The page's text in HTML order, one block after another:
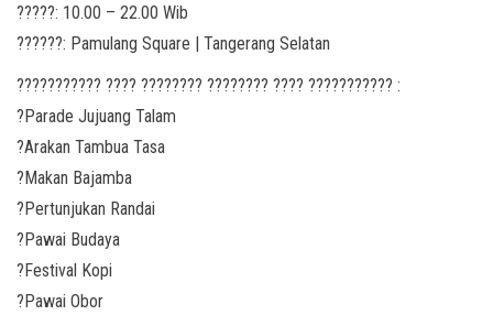
?????: 10.00 – 22.00 Wib
??????: Pamulang Square | Tangerang Selatan
??????????? ???? ???????? ???????? ???? ??????????? :
?Parade Jujuang Talam
?Arakan Tambua Tasa
?Makan Bajamba
?Pertunjukan Randai
?Pawai Budaya
?Festival Kopi
?Pawai Obor